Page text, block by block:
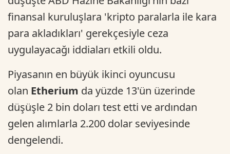
finansal kuruluşlara 'kripto paralarla ile kara
para akladıkları' gerekçesiyle ceza
uygulayacağı iddiaları etkili oldu.
Piyasanın en büyük ikinci oyuncusu
olan Etherium da yüzde 13'ün üzerinde
düşüşle 2 bin doları test etti ve ardından
gelen alımlarla 2.200 dolar seviyesinde
dengelendi.